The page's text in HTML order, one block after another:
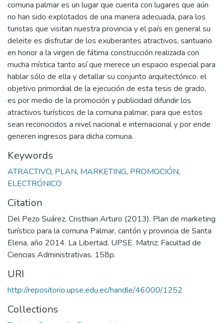
comuna palmar es un lugar que cuenta con lugares que aún
no han sido explotados de una manera adecuada, para los
turistas que visitan nuestra provincia y el país en general su
deleite es disfrutar de los exuberantes atractivos, santuario
en honor a la virgen de fátima construcción realizada con
mucha mística tanto así que merece un espacio especial para
hablar sólo de ella y detallar su conjunto arquitectónico. el
objetivo primordial de la ejecución de esta tesis de grado,
es por medio de la promoción y publicidad difundir los
atractivos turísticos de la comuna palmar, para que estos
sean reconocidos a nivel nacional e internacional y por ende
generen ingresos para dicha comuna.
Keywords
ATRACTIVO, PLAN, MARKETING, PROMOCIÓN,
ELECTRÓNICO
Citation
Del Pezo Suárez, Cristhian Arturo (2013). Plan de marketing
turístico para la comuna Palmar, cantón y provincia de Santa
Elena, año 2014. La Libertad. UPSE. Matriz: Facultad de
Ciencias Administrativas. 158p.
URI
http://repositorio.upse.edu.ec/handle/46000/1252
Collections